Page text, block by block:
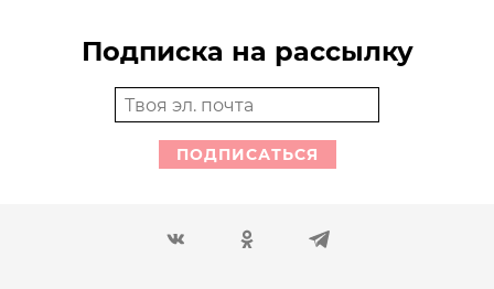
Подписка на рассылку
ПОДПИСАТЬСЯ